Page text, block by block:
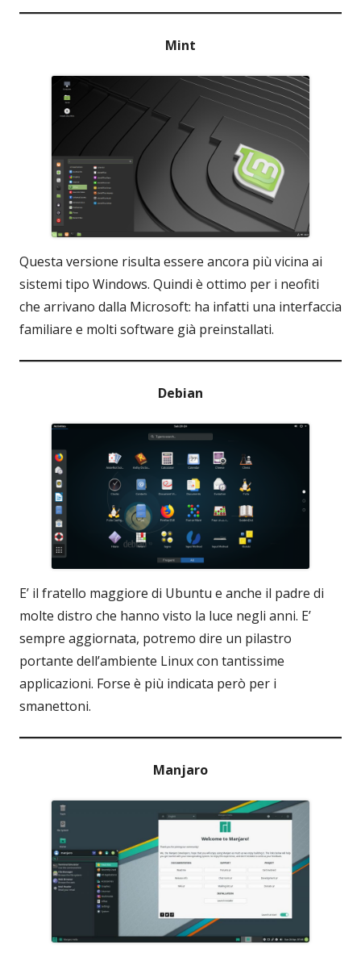
Mint
Questa versione risulta essere ancora più vicina ai
sistemi tipo Windows. Quindi è ottimo per i neofiti
che arrivano dalla Microsoft: ha infatti una interfaccia
familiare e molti software già preinstallati.
Debian
E’ il fratello maggiore di Ubuntu e anche il padre di
molte distro che hanno visto la luce negli anni. E’
sempre aggiornata, potremo dire un pilastro
portante dell’ambiente Linux con tantissime
applicazioni. Forse è più indicata però per i
smanettoni.
Manjaro